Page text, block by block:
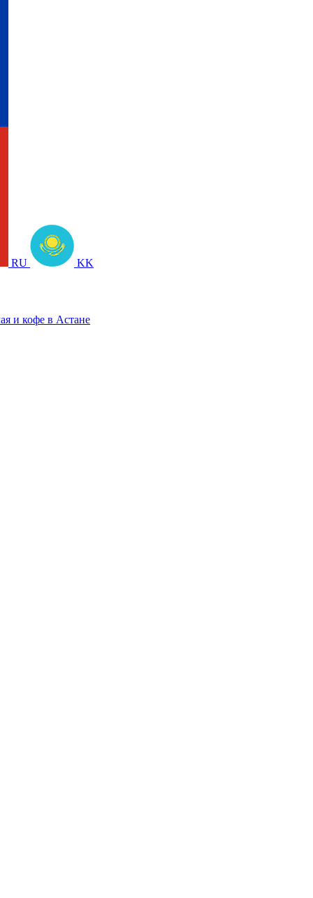
RU KK
и кофе в Астане